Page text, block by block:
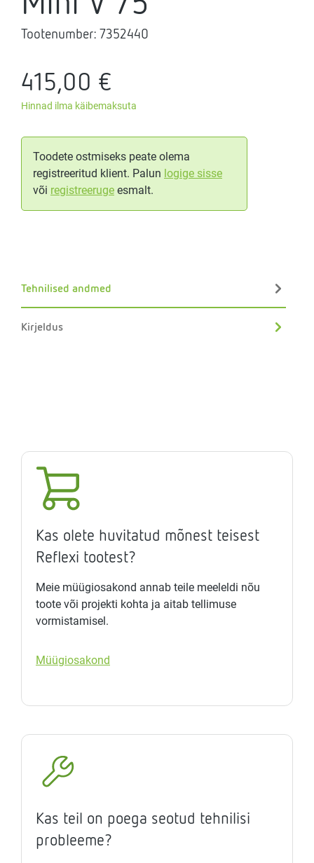
Tootenumber: 7352440
415,00 €
Hinnad ilma käibemaksuta
Toodete ostmiseks peate olema
registreeritud klient. Palun logige sisse
või registreeruge esmalt.
Tehnilised andmed
Kirjeldus
Kas olete huvitatud mõnest teisest
Reflexi tootest?
Meie müügiosakond annab teile meeleldi nõu
toote või projekti kohta ja aitab tellimuse
vormistamisel.
Müügiosakond
Kas teil on poega seotud tehnilisi
probleeme?